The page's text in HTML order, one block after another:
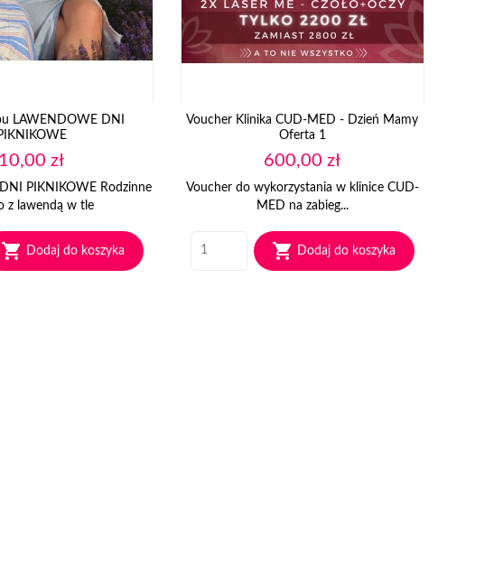
LAWENDOWE DNI
Cena
10,00 zł
PIKNIKOWE Rodzinne
z lawendą w tle
 Dodaj do koszyka
Voucher Klinika CUD-MED - Dzień Mamy
Oferta 1
Cena
600,00 zł
Voucher do wykorzystania w klinice CUD-
MED na zabieg...
 Dodaj do koszyka